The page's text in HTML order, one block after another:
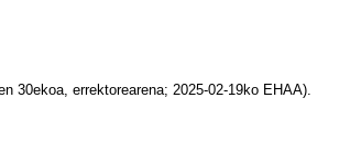
30ekoa, errektorearena; 2025-02-19ko EHAA).